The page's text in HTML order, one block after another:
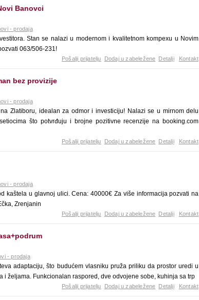
Banovci
- prodaja
Stan se nalazi u modernom i kvalitetnom kompexu u Novim
063/506-231!
Pošalji prijatelju Dodaj u zabeležene Detalji Kontakt
bez provizije
- prodaja
Zlatiboru, idealan za odmor i investiciju! Nalazi se u mirnom delu
što potvrđuju i brojne pozitivne recenzije na booking.com
Pošalji prijatelju Dodaj u zabeležene Detalji Kontakt
- prodaja
kaštela u glavnoj ulici. Cena: 40000€ Za više informacija pozvati na
Zrenjanin
Pošalji prijatelju Dodaj u zabeležene Detalji Kontakt
- prodaja
adaptaciju, što budućem vlasniku pruža priliku da prostor uredi u
i željama. Funkcionalan raspored, dve odvojene sobe, kuhinja sa trp
Pošalji prijatelju Dodaj u zabeležene Detalji Kontakt